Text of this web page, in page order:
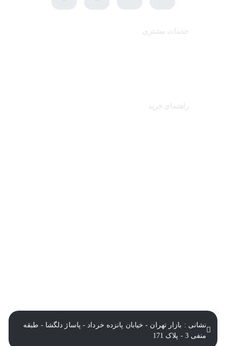
نشانی : بازار تهران - خیابان پانزده خرداد - پاساژ دلگشا - طبقه
منفی 3 - پلاک 171